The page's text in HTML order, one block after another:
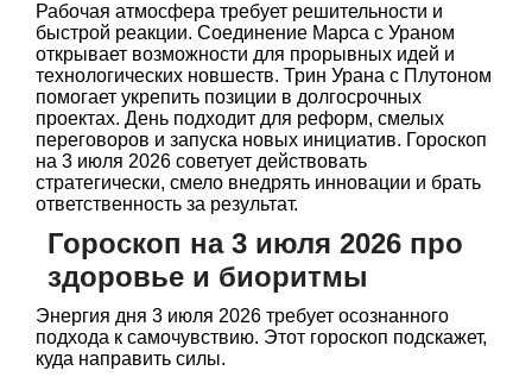
Рабочая атмосфера требует решительности и
быстрой реакции. Соединение Марса с Ураном
открывает возможности для прорывных идей и
технологических новшеств. Трин Урана с Плутоном
помогает укрепить позиции в долгосрочных
проектах. День подходит для реформ, смелых
переговоров и запуска новых инициатив. Гороскоп
на 3 июля 2026 советует действовать
стратегически, смело внедрять инновации и брать
ответственность за результат.
Гороскоп на 3 июля 2026 про
здоровье и биоритмы
Энергия дня 3 июля 2026 требует осознанного
подхода к самочувствию. Этот гороскоп подскажет,
куда направить силы.